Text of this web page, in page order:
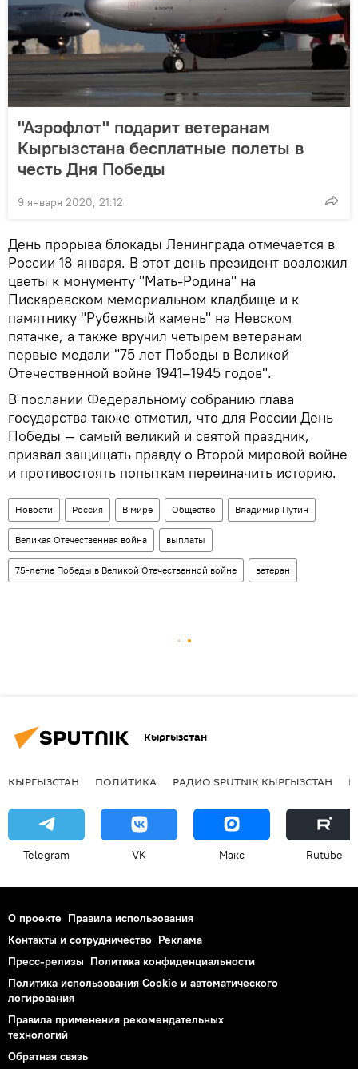
"Аэрофлот" подарит ветеранам
Кыргызстана бесплатные полеты в
честь Дня Победы
9 января 2020, 21:12
День прорыва блокады Ленинграда отмечается в
России 18 января. В этот день президент возложил
цветы к монументу "Мать-Родина" на
Пискаревском мемориальном кладбище и к
памятнику "Рубежный камень" на Невском
пятачке, а также вручил четырем ветеранам
первые медали "75 лет Победы в Великой
Отечественной войне 1941–1945 годов".
В послании Федеральному собранию глава
государства также отметил, что для России День
Победы — самый великий и святой праздник,
призвал защищать правду о Второй мировой войне
и противостоять попыткам переиначить историю.
Новости Россия В мире Общество Владимир Путин
Великая Отечественная война выплаты
75-летие Победы в Великой Отечественной войне ветеран
Кыргызстан
КЫРГЫЗСТАН ПОЛИТИКА РАДИО SPUTNIK КЫРГЫЗСТАН
Telegram VK Макс Rutube
О проекте Правила использования
Контакты и сотрудничество Реклама
Пресс-релизы Политика конфиденциальности
Политика использования Cookie и автоматического
логирования
Правила применения рекомендательных
технологий
Обратная связь